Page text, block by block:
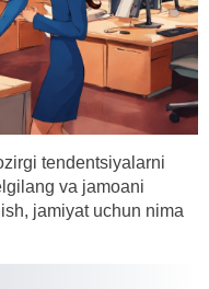
tendentsiyalarni
va jamoani
jamiyat uchun nima